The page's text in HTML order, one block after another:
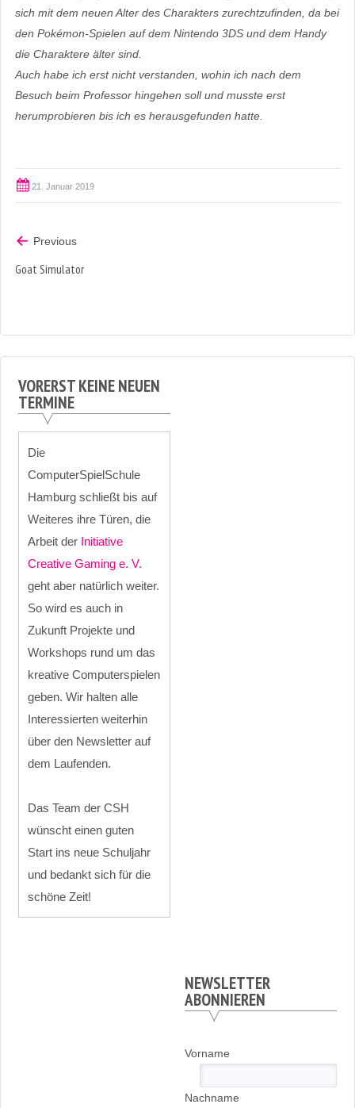
sich mit dem neuen Alter des Charakters zurechtzufinden, da bei
den Pokémon-Spielen auf dem Nintendo 3DS und dem Handy
die Charaktere älter sind.
Auch habe ich erst nicht verstanden, wohin ich nach dem
Besuch beim Professor hingehen soll und musste erst
herumprobieren bis ich es herausgefunden hatte.
21. Januar 2019
Previous
Goat Simulator
VORERST KEINE NEUEN
TERMINE
Die
ComputerSpielSchule
Hamburg schließt bis auf
Weiteres ihre Türen, die
Arbeit der Initiative
Creative Gaming e. V.
geht aber natürlich weiter.
So wird es auch in
Zukunft Projekte und
Workshops rund um das
kreative Computerspielen
geben. Wir halten alle
Interessierten weiterhin
über den Newsletter auf
dem Laufenden.
Das Team der CSH
wünscht einen guten
Start ins neue Schuljahr
und bedankt sich für die
schöne Zeit!
NEWSLETTER
ABONNIEREN
Vorname
Nachname